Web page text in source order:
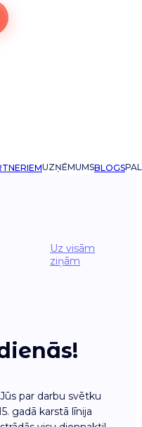
UZŅĒMUMSBLOGS
Uz visām
ziņām
par darbu svētku
gadā karstā līnija